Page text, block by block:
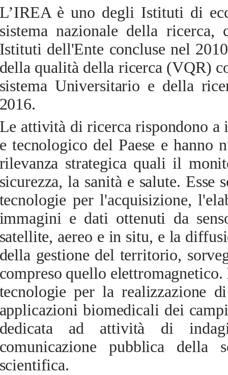
è uno degli Istituti di
nazionale della ricerca,
dell'Ente concluse nel
qualità della ricerca (VQR)
Universitario e della
attività di ricerca rispondono
tecnologico del Paese e hanno
strategica quali il
la sanità e salute.
per l'acquisizione,
e dati ottenuti da
aereo e in situ, e la
gestione del territorio,
quello
per la realizzazione
biomedicali dei
ad attività di
pubblica